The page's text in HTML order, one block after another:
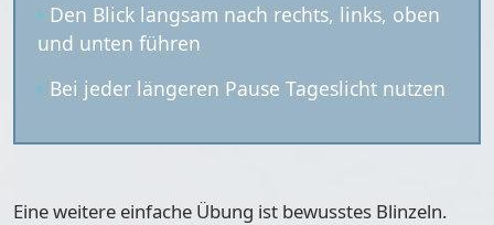
Den Blick langsam nach rechts, links, oben
und unten führen
Bei jeder längeren Pause Tageslicht nutzen
Eine weitere einfache Übung ist bewusstes Blinzeln.